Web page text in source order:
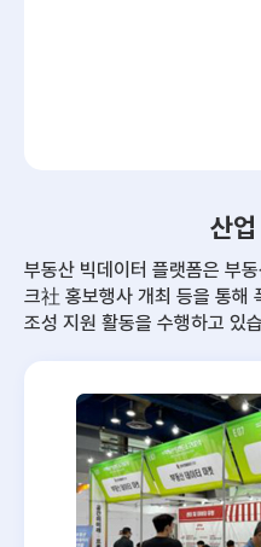
산
부동산 빅데이터 플랫폼은 부
크社 홍보행사 개최 등을 통해
조성 지원 활동을 수행하고 있